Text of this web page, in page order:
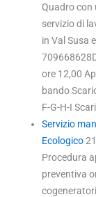
Quadro con
servizio di
in Val Susa
ore 12,00
bando
F-G-H-I
Servizio
Ecologico
Procedura
preventiva